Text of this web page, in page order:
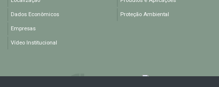
Dados Econômicos Proteção Ambiental
Empresas
Vídeo Institucional